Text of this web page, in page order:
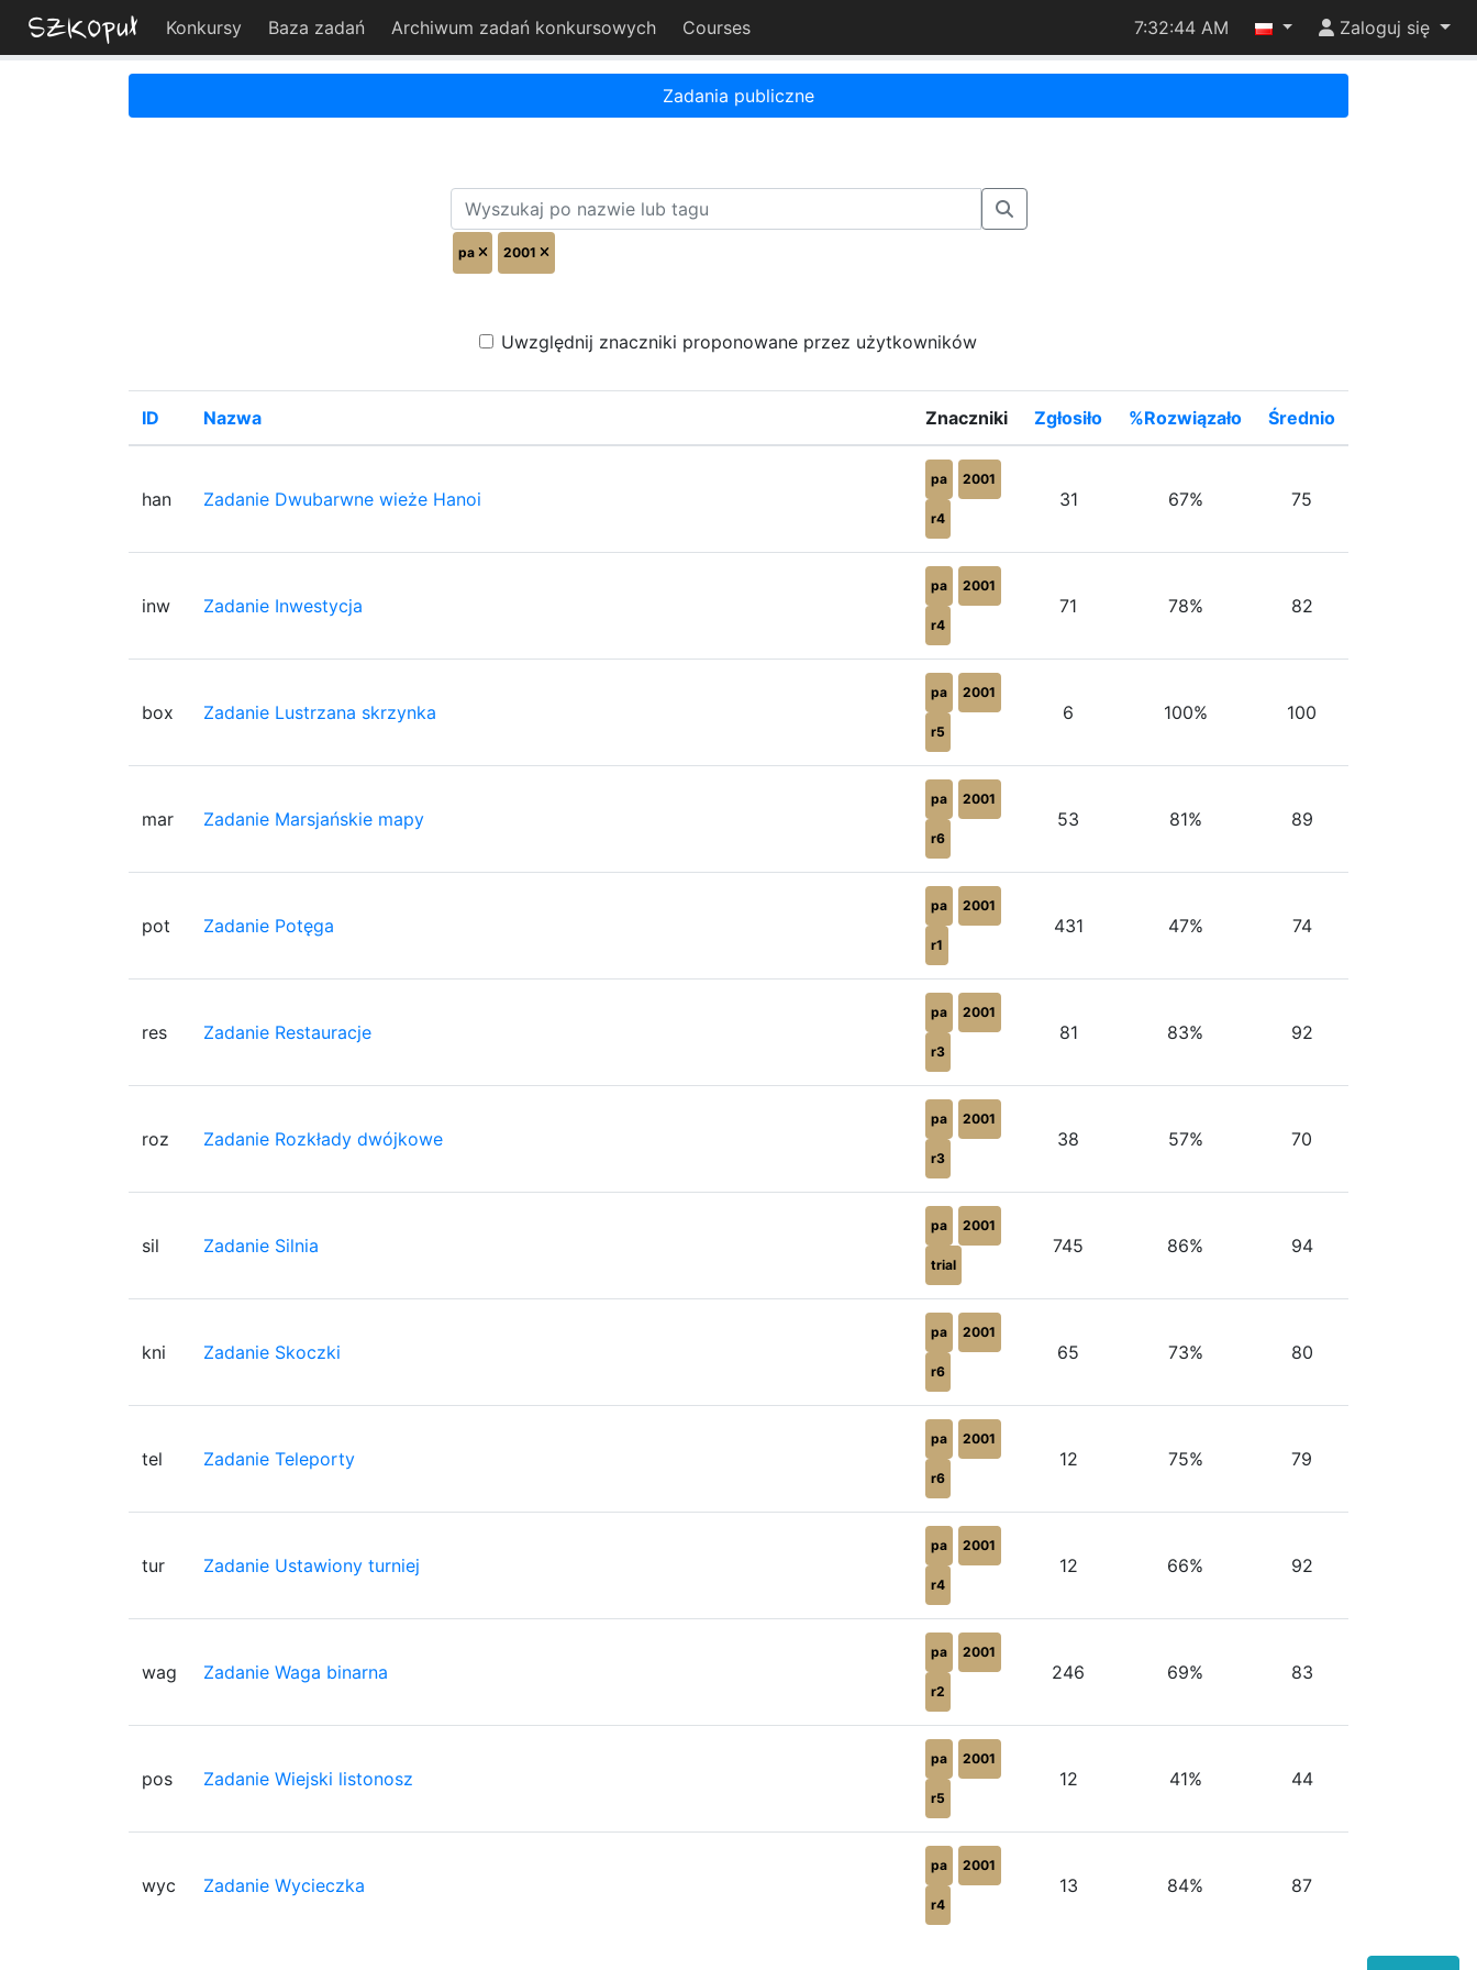
Konkursy Baza zadań Archiwum zadań konkursowych Courses 7:32:44 AM Zaloguj się
Zadania publiczne
pa 2001
Uwzględnij znaczniki proponowane przez użytkowników
ID Nazwa Znaczniki Zgłosiło %Rozwiązało Średnio
han Zadanie Dwubarwne wieże Hanoi
pa 2001
r4
31 67% 75
inw Zadanie Inwestycja
pa 2001
r4
71 78% 82
box Zadanie Lustrzana skrzynka
pa 2001
r5
6 100% 100
mar Zadanie Marsjańskie mapy
pa 2001
r6
53 81% 89
pot Zadanie Potęga
pa 2001
r1
431 47% 74
res Zadanie Restauracje
pa 2001
r3
81 83% 92
roz Zadanie Rozkłady dwójkowe
pa 2001
r3
38 57% 70
sil Zadanie Silnia
pa 2001
trial
745 86% 94
kni Zadanie Skoczki
pa 2001
r6
65 73% 80
tel Zadanie Teleporty
pa 2001
r6
12 75% 79
tur Zadanie Ustawiony turniej
pa 2001
r4
12 66% 92
wag Zadanie Waga binarna
pa 2001
r2
246 69% 83
pos Zadanie Wiejski listonosz
pa 2001
r5
12 41% 44
wyc Zadanie Wycieczka
pa 2001
r4
13 84% 87